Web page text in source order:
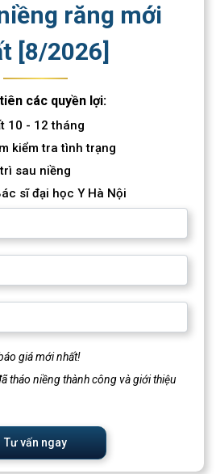
răng mới
[8/2026]
các quyền lợi:
10 - 12 tháng
kiểm tra tình trạng
sau niềng
sĩ đại học Y Hà Nội
giá mới nhất!
tháo niềng thành công và giới thiệu
Tư vấn ngay